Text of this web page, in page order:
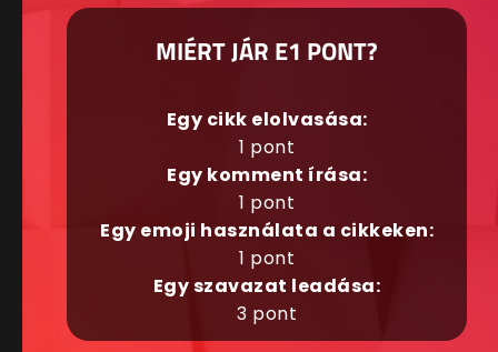
MIÉRT JÁR E1 PONT?
Egy cikk elolvasása:
1 pont
Egy komment írása:
1 pont
Egy emoji használata a cikkeken:
1 pont
Egy szavazat leadása:
3 pont